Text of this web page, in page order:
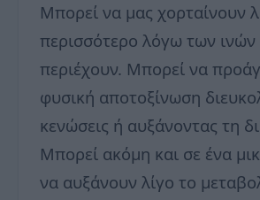
Μπορεί να μας χορταίνουν
περισσότερο λόγω των
περιέχουν. Μπορεί να
φυσική αποτοξίνωση
κενώσεις ή αυξάνοντας τη
Μπορεί ακόμη και σε ένα
να αυξάνουν λίγο το